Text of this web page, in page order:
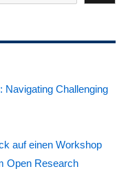
Navigating Challenging
auf einen Workshop
Open Research